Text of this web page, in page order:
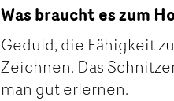
Was braucht es zum
Geduld, die Fähigkeit
Zeichnen. Das
man gut erlernen.